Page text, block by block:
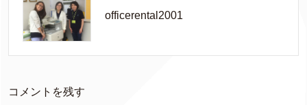
officerental2001
コメントを残す